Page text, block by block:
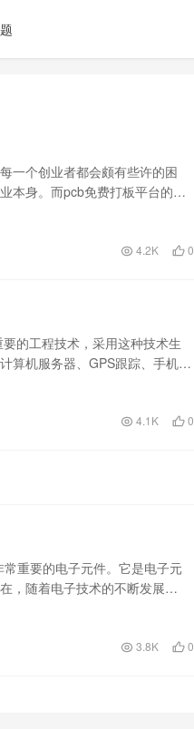
一个创业者都会颇有些许的困
本身。而pcb免费打板平台的出
4.2K 0
的工程技术，采用这种技术生
算机服务器、GPS跟踪、手机、
4.1K 0
重要的电子元件。它是电子元
，随着电子技术的不断发展…
3.8K 0